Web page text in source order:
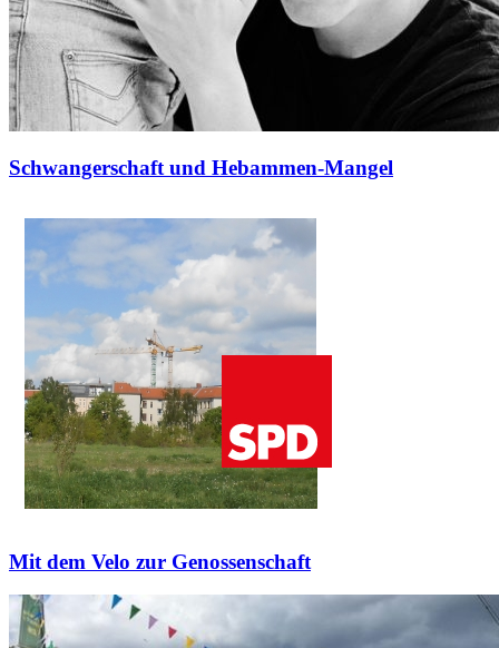
Schwangerschaft und Hebammen-Mangel
Mit dem Velo zur Genossenschaft